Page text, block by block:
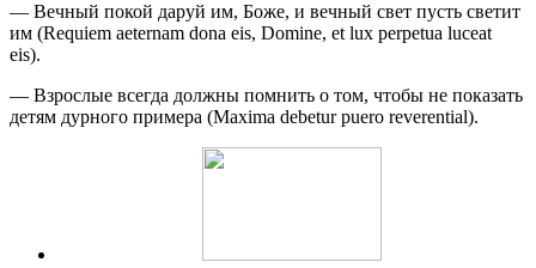
— Вечный покой даруй им, Боже, и вечный свет пусть светит
им (Requiem aeternam dona eis, Domine, et lux perpetua luceat
eis).
— Взрослые всегда должны помнить о том, чтобы не показать
детям дурного примера (Maxima debetur puero reverential).